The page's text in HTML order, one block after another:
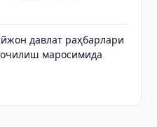
давлат раҳбарлари
очилиш маросимида